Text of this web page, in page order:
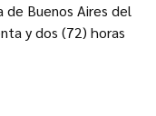
de Buenos Aires del
y dos (72) horas